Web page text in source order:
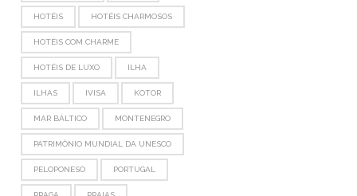
HOTÉIS HOTÉIS CHARMOSOS
HOTÉIS COM CHARME
HOTÉIS DE LUXO ILHA
ILHAS IVISA KOTOR
MAR BÁLTICO MONTENEGRO
PATRIMÔNIO MUNDIAL DA UNESCO
PELOPONESO PORTUGAL